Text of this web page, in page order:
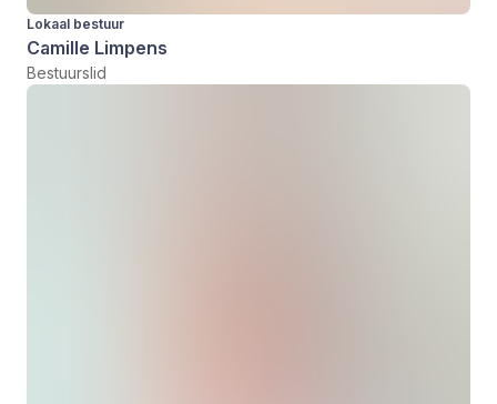
Lokaal bestuur
Camille Limpens
Bestuurslid